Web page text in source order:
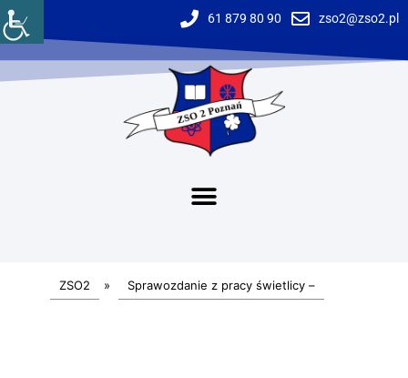
61 879 80 90 zso2@zso2.pl
ZSO2 » Sprawozdanie z pracy świetlicy –